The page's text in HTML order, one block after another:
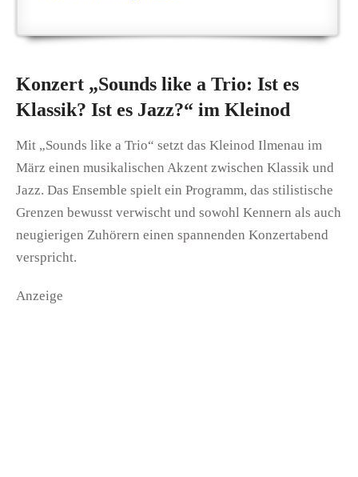
Konzert „Sounds like a Trio: Ist es
Klassik? Ist es Jazz?“ im Kleinod
Mit „Sounds like a Trio“ setzt das Kleinod Ilmenau im
März einen musikalischen Akzent zwischen Klassik und
Jazz. Das Ensemble spielt ein Programm, das stilistische
Grenzen bewusst verwischt und sowohl Kennern als auch
neugierigen Zuhörern einen spannenden Konzertabend
verspricht.
Anzeige